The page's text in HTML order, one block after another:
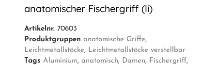
anatomischer Fischergriff (li)
Artikelnr. 70603
Produktgruppen anatomische Griffe,
Leichtmetallstöcke, Leichtmetallstöcke verstellbar
Tags Aluminium, anatomisch, Damen, Fischergriff,